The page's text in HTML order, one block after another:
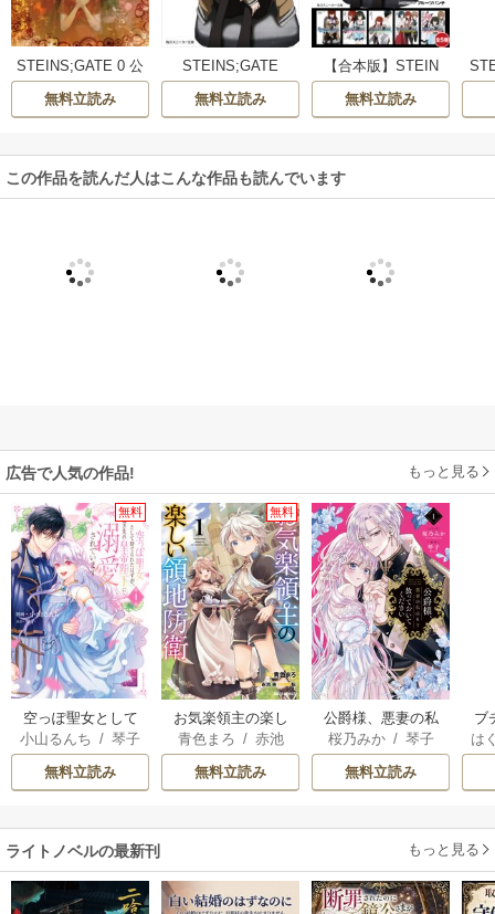
STEINS;GATE 0 公
式資料集 Amadeu
s’Script
無料立読み
STEINS;GATE
無料立読み
【合本版】STEIN
S;GATE
無料立読み
この作品を読んだ人はこんな作品も読んでいます
広告で人気の作品! もっと見る
無料
空っぽ聖女として
捨てられたはず
が、嫁ぎ先の皇帝
陛下に溺愛されて
小山るんち /琴子
無料立読み
無料
お気楽領主の楽し
い領地防衛
青色まろ / 赤池
宗/転
無料立読み
公爵様、悪妻の私
はもう放っておい
てください
桜乃みか/ 琴子
無料立読み
ブ
復
は
ライトノベルの最新刊 もっと見る